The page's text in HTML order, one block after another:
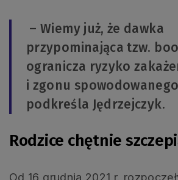
– Wiemy już, że dawka
przypominająca tzw.
ogranicza ryzyko
i zgonu
podkreśla Jędrzejczyk.
Rodzice chętnie
Od 16 grudnia 2021 r.